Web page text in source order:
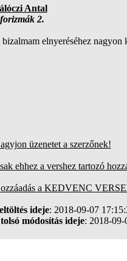
Antal
2.
bizalmam elnyeréséhez nagyon
üzenetet a szerzőnek!
ehhez a vershez tartozó
a KEDVENC
ideje: 2018-09-07
módosítás ideje: 2018-09-